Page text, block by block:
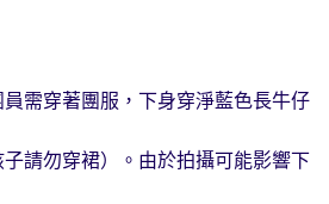
需穿著團服，下身穿淨藍色長牛仔
請勿穿裙）。由於拍攝可能影響下